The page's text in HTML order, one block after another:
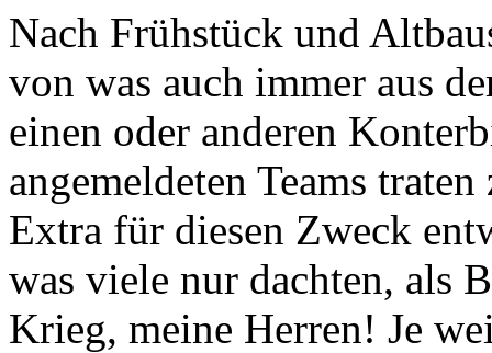
Nach Frühstück und
von was auch immer aus
einen oder anderen
angemeldeten Teams
Extra für diesen Zweck
was viele nur dachten, als
Krieg, meine Herren! Je